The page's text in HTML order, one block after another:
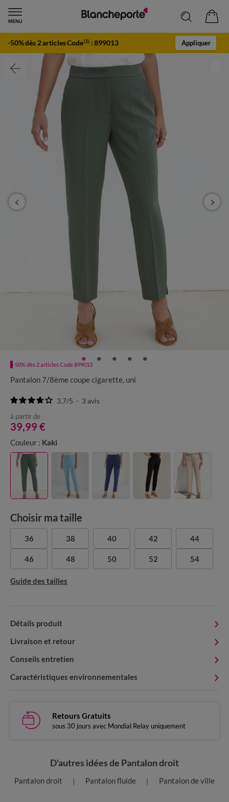
-50% dès 2 articles Code(1) :899013 Appliquer
-50% dès 2 articles Code 899013
Pantalon 7/8ème coupe cigarette, uni
3.7/5 - 3avis
à partir de
39,99 €
Couleur : Kaki
Choisir ma taille
36 38 40 42 44
46 48 50 52 54
Guide des tailles
Détails produit
Livraison et retour
Conseils entretien
Caractéristiques environnementales
Retours Gratuits
sous 30 jours avec Mondial Relay uniquement
D'autres idées de Pantalon droit
Pantalon droit Pantalon fluide Pantalon de ville